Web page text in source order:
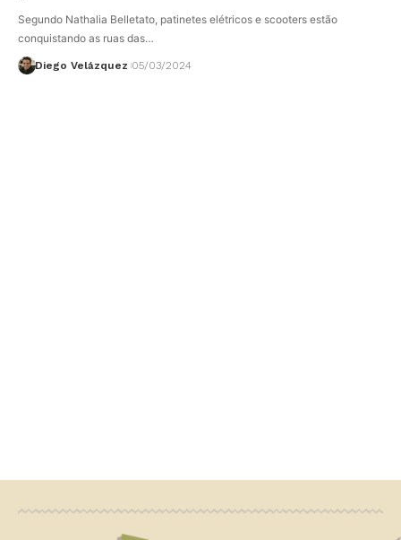
Segundo Nathalia Belletato, patinetes elétricos e scooters estão
conquistando as ruas das…
Diego Velázquez 05/03/2024